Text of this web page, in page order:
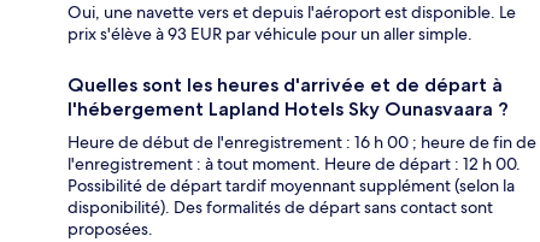
Oui, une navette vers et depuis l'aéroport est disponible. Le
prix s'élève à 93 EUR par véhicule pour un aller simple.
Quelles sont les heures d'arrivée et de départ à
l'hébergement Lapland Hotels Sky Ounasvaara ?
Heure de début de l'enregistrement : 16 h 00 ; heure de fin de
l'enregistrement : à tout moment. Heure de départ : 12 h 00.
Possibilité de départ tardif moyennant supplément (selon la
disponibilité). Des formalités de départ sans contact sont
proposées.